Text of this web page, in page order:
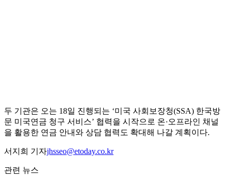
두 기관은 오는 18일 진행되는 ‘미국 사회보장청(SSA) 한국방
문 미국연금 청구 서비스’ 협력을 시작으로 온·오프라인 채널
을 활용한 연금 안내와 상담 협력도 확대해 나갈 계획이다.
서지희 기자jhsseo@etoday.co.kr
관련 뉴스